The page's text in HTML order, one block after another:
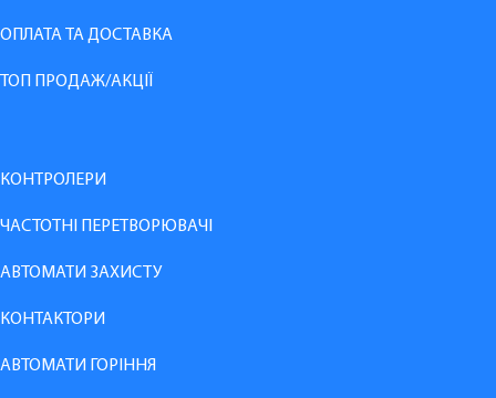
ОПЛАТА ТА ДОСТАВКА
ТОП ПРОДАЖ/АКЦІЇ
КОНТРОЛЕРИ
ЧАСТОТНІ ПЕРЕТВОРЮВАЧІ
АВТОМАТИ ЗАХИСТУ
КОНТАКТОРИ
АВТОМАТИ ГОРІННЯ